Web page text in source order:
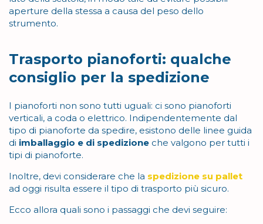
aperture della stessa a causa del peso dello
strumento.
Trasporto pianoforti: qualche
consiglio per la spedizione
I pianoforti non sono tutti uguali: ci sono pianoforti
verticali, a coda o elettrico. Indipendentemente dal
tipo di pianoforte da spedire, esistono delle linee guida
di imballaggio e di spedizione che valgono per tutti i
tipi di pianoforte.
Inoltre, devi considerare che la spedizione su pallet
ad oggi risulta essere il tipo di trasporto più sicuro.
Ecco allora quali sono i passaggi che devi seguire: